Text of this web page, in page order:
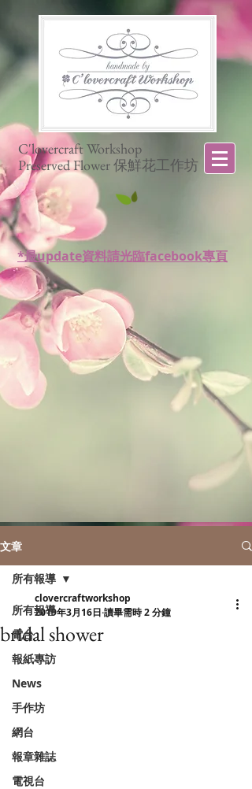
C'lovercraft Workshop
Preserved Flower 保鮮花工作坊
*最update資料請光臨facebook專頁
文章
所有報導
電台
報紙專訪
News
手作坊
網台
報章雜誌
電視台
所有報導
bridal shower
clovercraftworkshop
2019年3月16日 讀畢需時 2 分鐘